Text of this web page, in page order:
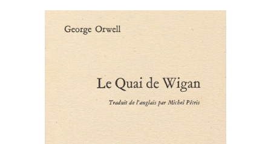
Prix littéraires